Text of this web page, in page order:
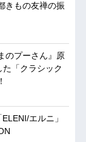
きもの友禅の振
のプーさん』原
「クラシック
エルニ」